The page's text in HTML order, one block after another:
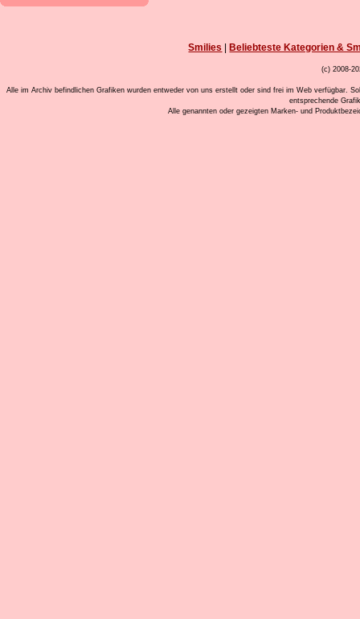
Smilies Beliebteste Kategorien &
(c) 2008-
Alle im Archiv befindlichen Grafiken wurden entweder von uns erstellt oder sind frei im Web verfügbar.
entsprechende
Alle genannten oder gezeigten Marken- und